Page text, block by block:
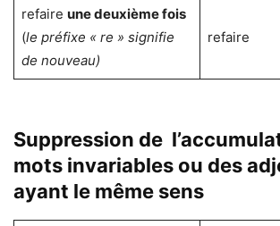
refaire une deuxième fois
(le préfixe « re » signifie
de nouveau)
refaire
Suppression de
mots invariables ou des
ayant le même sens